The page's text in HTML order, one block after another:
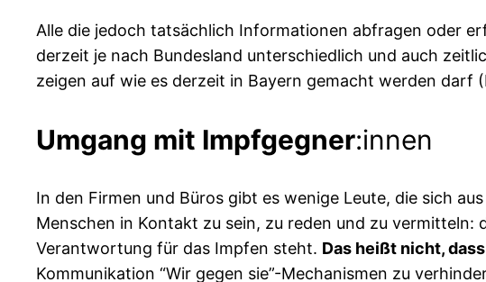
Alle die jedoch tatsächlich Informationen abfragen oder
derzeit je nach Bundesland unterschiedlich und auch
zeigen auf wie es derzeit in Bayern gemacht werden darf
Umgang mit Impfgegner:innen
In den Firmen und Büros gibt es wenige Leute, die sich
Menschen in Kontakt zu sein, zu reden und zu
Verantwortung für das Impfen steht. Das heißt nicht,
Kommunikation “Wir gegen sie”-Mechanismen zu